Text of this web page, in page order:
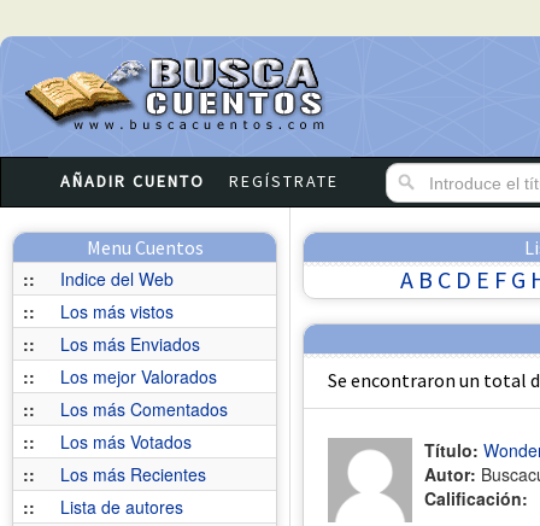
AÑADIR CUENTO REGÍSTRATE
Menu Cuentos
::
Indice del Web
::
Los más vistos
::
Los más Enviados
::
Los mejor Valorados
::
Los más Comentados
::
Los más Votados
::
Los más Recientes
::
Lista de autores
A B C D E F G
Se encontraron un total
Título:
Autor:
Calificación: